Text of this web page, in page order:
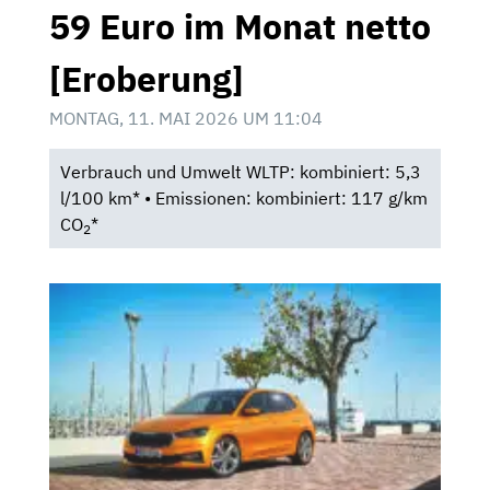
59 Euro im Monat netto
[Eroberung]
MONTAG, 11. MAI 2026 UM 11:04
Verbrauch und Umwelt WLTP: kombiniert: 5,3
l/100 km* • Emissionen: kombiniert: 117 g/km
CO2*